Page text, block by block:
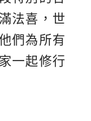
法喜，世
們為所有
一起修行